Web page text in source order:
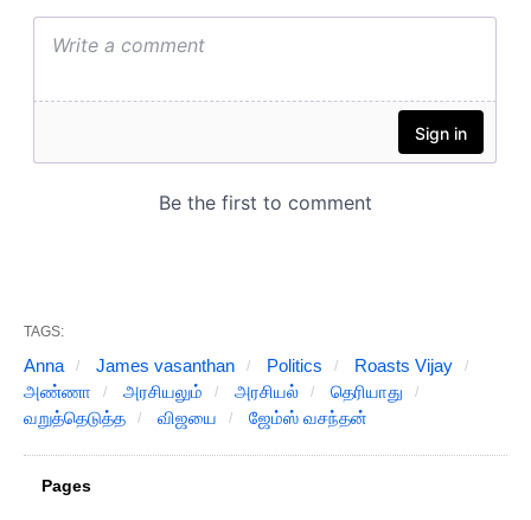
TAGS:
Anna James vasanthan Politics
Roasts Vijay
அண்ணா
அரசியலும் அரசியல்
தெரியாது
வறுத்தெடுத்த
விஜயை ஜேம்ஸ் வசந்தன்
Pages